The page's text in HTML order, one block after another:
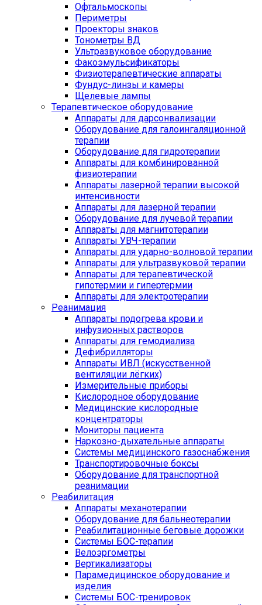
Офтальмоскопы
Периметры
Проекторы знаков
Тонометры ВД
Ультразвуковое оборудование
Факоэмульсификаторы
Физиотерапевтические аппараты
Фундус-линзы и камеры
Щелевые лампы
Терапевтическое оборудование
Аппараты для дарсонвализации
Оборудование для галоингаляционной
терапии
Оборудование для гидротерапии
Аппараты для комбинированной
физиотерапии
Аппараты лазерной терапии высокой
интенсивности
Аппараты для лазерной терапии
Оборудование для лучевой терапии
Аппараты для магнитотерапии
Аппараты УВЧ-терапии
Аппараты для ударно-волновой терапии
Аппараты для ультразвуковой терапии
Аппараты для терапевтической
гипотермии и гипертермии
Аппараты для электротерапии
Реанимация
Аппараты подогрева крови и
инфузионных растворов
Аппараты для гемодиализа
Дефибрилляторы
Аппараты ИВЛ (искусственной
вентиляции лёгких)
Измерительные приборы
Кислородное оборудование
Медицинские кислородные
концентраторы
Мониторы пациента
Наркозно-дыхательные аппараты
Системы медицинского газоснабжения
Транспортировочные боксы
Оборудование для транспортной
реанимации
Реабилитация
Аппараты механотерапии
Оборудование для бальнеотерапии
Реабилитационные беговые дорожки
Системы БОС-терапии
Велоэргометры
Вертикализаторы
Парамедицинское оборудование и
изделия
Системы БОС-тренировок